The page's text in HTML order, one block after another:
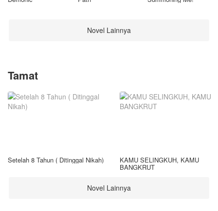
Novel Lainnya
Tamat
Setelah 8 Tahun ( Ditinggal Nikah) KAMU SELINGKUH, KAMU
BANGKRUT
Novel Lainnya